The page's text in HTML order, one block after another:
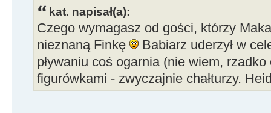
kat. napisał(a):
Czego wymagasz od gości, którzy
nieznaną Finkę
Babiarz uderzył w
pływaniu coś ogarnia (nie wiem,
figurówkami - zwyczajnie chałturzy.